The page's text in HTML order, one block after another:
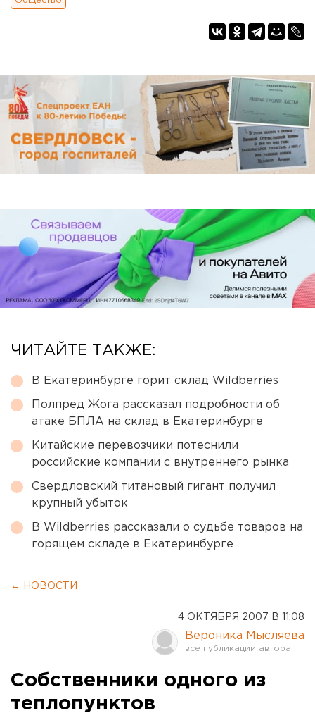
ЧИТАЙТЕ ТАКЖЕ:
В Екатеринбурге горит склад Wildberries
Полпред Жога рассказал подробности об
атаке БПЛА на склад в Екатеринбурге
Китайские перевозчики потеснили
российские компании с внутреннего рынка
Свердловский титановый гигант получил
крупный убыток
В Wildberries рассказали о судьбе товаров на
горящем складе в Екатеринбурге
← НОВОСТИ
4 ОКТЯБРЯ 2007 В 11:08
Вероника Мысляева
Собственники одного из
теплопунктов